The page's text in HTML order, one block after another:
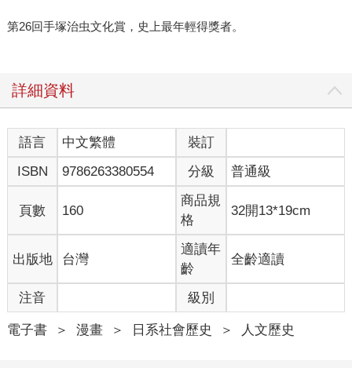
第26回手塚治虫文化賞，史上最年輕得獎者。
詳細資料
語言 中文繁體
裝訂
ISBN
9786263380554 分級 普通級
頁數 160
商品規
格
32開13*19cm
出版地 台灣
適讀年
齡
全齡適讀
注音 級別
電子書 ＞ 漫畫 ＞ 日系社會歷史 ＞ 人文歷史